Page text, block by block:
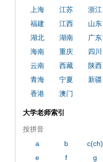
上海
江苏 浙江
福建
江西 山东
湖北
湖南 广东
海南
重庆 四川
云南
西藏 陕西
青海
宁夏 新疆
香港
澳门
大学老师索引
按拼音
a
b c(ch)
e
f g